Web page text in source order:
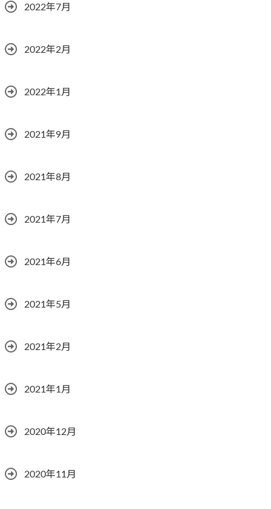
2022年7月
2022年2月
2022年1月
2021年9月
2021年8月
2021年7月
2021年6月
2021年5月
2021年2月
2021年1月
2020年12月
2020年11月